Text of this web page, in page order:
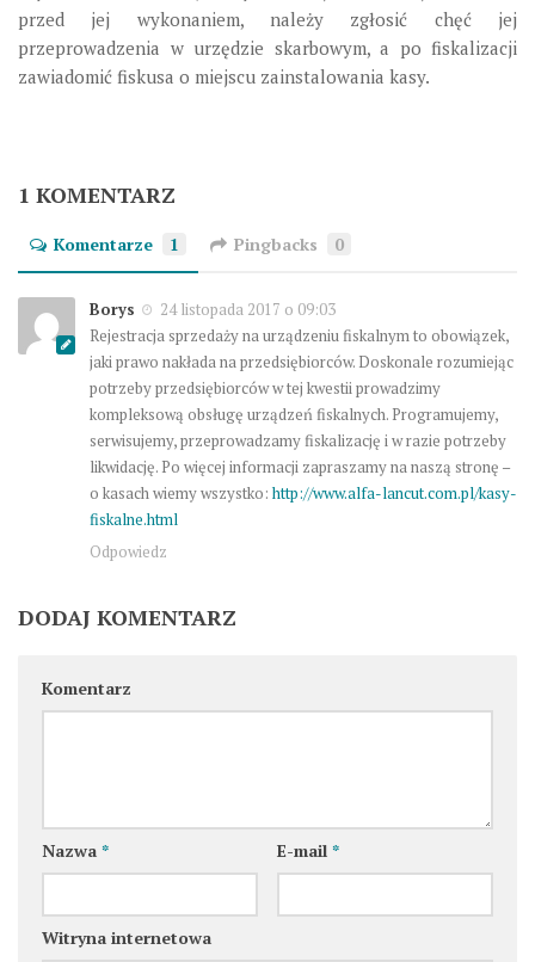
przed jej wykonaniem, należy zgłosić chęć jej
przeprowadzenia w urzędzie skarbowym, a po fiskalizacji
zawiadomić fiskusa o miejscu zainstalowania kasy.
1 KOMENTARZ
Komentarze 1 Pingbacks 0
Borys
24 listopada 2017 o 09:03
Rejestracja sprzedaży na urządzeniu fiskalnym to obowiązek,
jaki prawo nakłada na przedsiębiorców. Doskonale rozumiejąc
potrzeby przedsiębiorców w tej kwestii prowadzimy
kompleksową obsługę urządzeń fiskalnych. Programujemy,
serwisujemy, przeprowadzamy fiskalizację i w razie potrzeby
likwidację. Po więcej informacji zapraszamy na naszą stronę –
o kasach wiemy wszystko: http://www.alfa-lancut.com.pl/kasy-
fiskalne.html
Odpowiedz
DODAJ KOMENTARZ
Komentarz
Nazwa * E-mail *
Witryna internetowa